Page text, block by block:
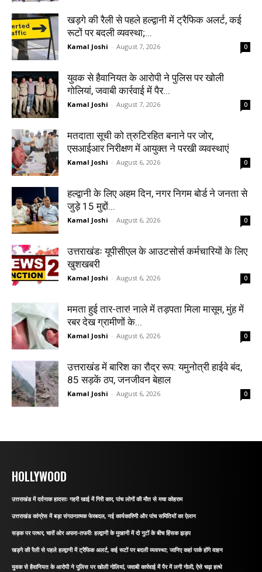
खड़गे की रैली से पहले हल्द्वानी में ट्रैफिक अलर्ट, कई
रूटों पर बदली व्यवस्था;...
Kamal Joshi - August 7, 2026 0
युवक से हैवानियत के आरोपी ने पुलिस पर खोली
गोलियां, जवाबी कार्रवाई में पैर...
Kamal Joshi - August 7, 2026 0
मतदाता सूची को त्रुटिरहित बनाने पर जोर,
एसआईआर निरीक्षण में आयुक्त ने परखी व्यवस्थाएं
Kamal Joshi - August 6, 2026 0
हल्द्वानी के लिए अहम दिन, नगर निगम बोर्ड ने जनता से
जुड़े 15 मुद्दों...
Kamal Joshi - August 6, 2026 0
उत्तराखंडः यूपीसीएल के आउटसोर्स कर्मचारियों के लिए
खुशखबरी
Kamal Joshi - August 6, 2026 0
ममता हुई तार-तार! नाले में तड़पता मिला मासूम, मुंह में
रबर देख ग्रामीणों के...
Kamal Joshi - August 6, 2026 0
उत्तराखंड में बारिश का रौद्र रूप: यमुनोत्री हाईवे बंद,
85 सड़कें ठप, जनजीवन बेहाल
Kamal Joshi - August 6, 2026 0
HOLLYWOOD
उत्तराखंड में दर्दनाक हादसाः गहरी खाई में गिरी कार, पांच लोगों की मौत से मचा कोहराम
उत्तराखंड कांग्रेस में बड़ा संगठनात्मक फेरबदल, नई कार्यकारिणी और पांच समितियों का ऐलान
सड़क पर पत्थर, चारों ओर अफरा-तफरीः हल्द्वानी के मुखानी में दो गुटों के बीच हिंसक झड़प
खड़गे की रैली से पहले हल्द्वानी में ट्रैफिक अलर्ट, कई रूटों पर बदली व्यवस्था; जानिए कहां पार्क होंगे वाहन
युवक से हैवानियत के आरोपी ने पुलिस पर खोली गोलियां, जवाबी कार्रवाई में पैर में लगी गोली, ऐसे चढ़ा हत्थे